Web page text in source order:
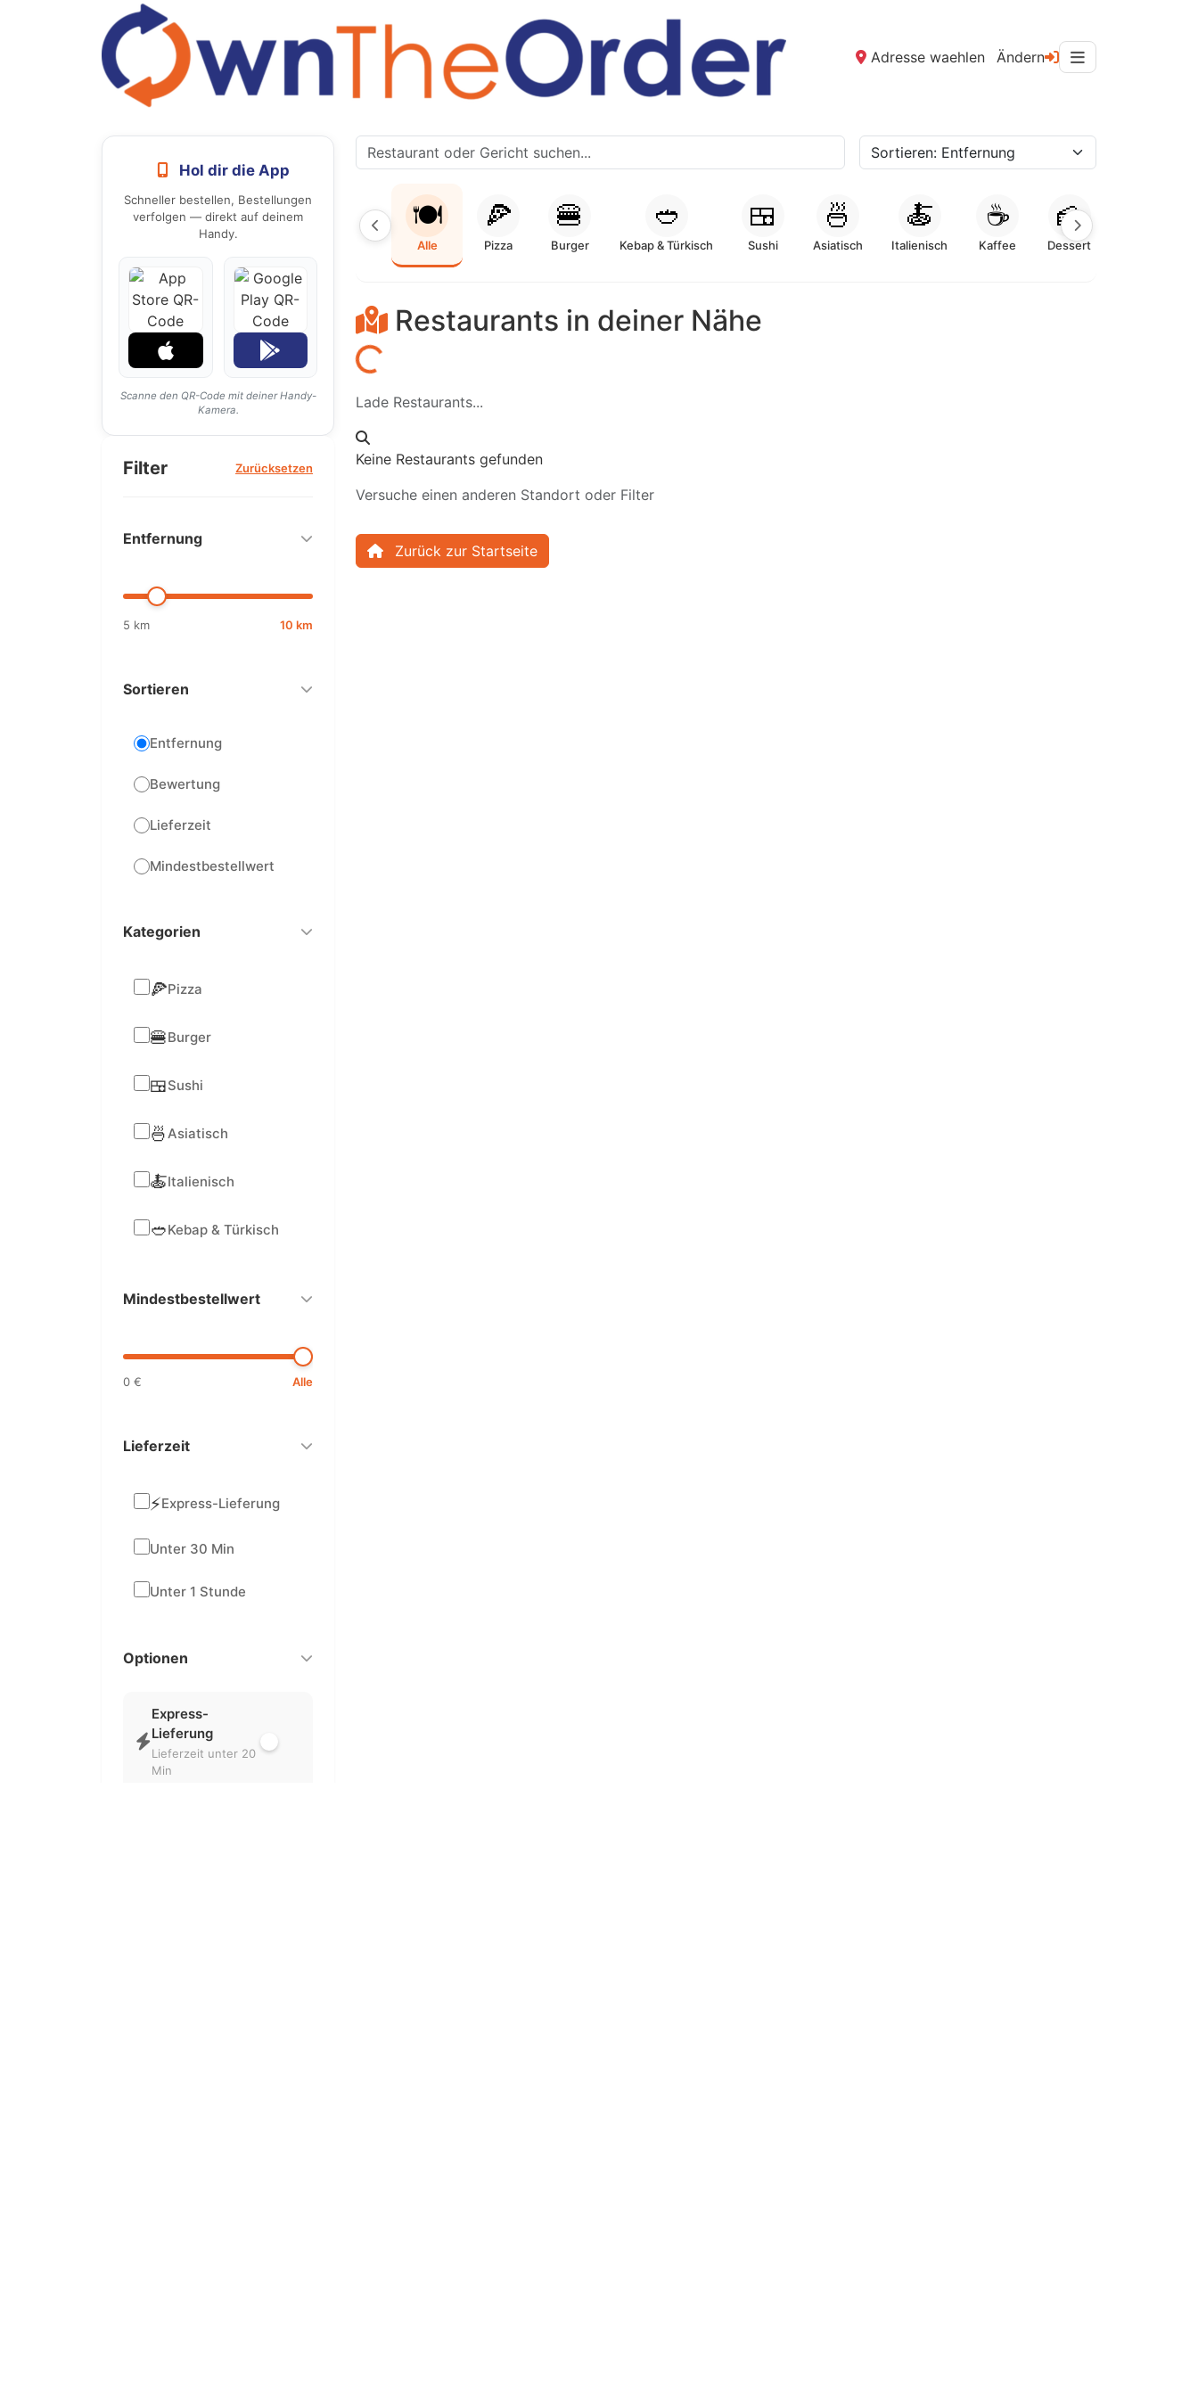
Adresse waehlen Ändern
Hol dir die App
Schneller bestellen, Bestellungen
verfolgen — direkt auf deinem
Handy.
Scanne den QR-Code mit deiner Handy-
Kamera.
Filter Zurücksetzen
Entfernung
5 km 10 km
Sortieren
Entfernung
Bewertung
Lieferzeit
Mindestbestellwert
Kategorien
🍕Pizza
🍔Burger
🍱Sushi
🍜Asiatisch
🍝Italienisch
🥙Kebap & Türkisch
Mindestbestellwert
0 € Alle
Lieferzeit
⚡Express-Lieferung
Unter 30 Min
Unter 1 Stunde
Optionen
Express-
Lieferung
Lieferzeit unter 20
Min
🍽️
Alle
🍕
Pizza
🍔
Burger
🥙
Kebap & Türkisch
🍱
Sushi
🍜
Asiatisch
🍝
Italienisch
☕
Kaffee
🍰
Dessert
Restaurants in deiner Nähe
Laden...
Lade Restaurants...
Keine Restaurants gefunden
Versuche einen anderen Standort oder Filter
Zurück zur Startseite